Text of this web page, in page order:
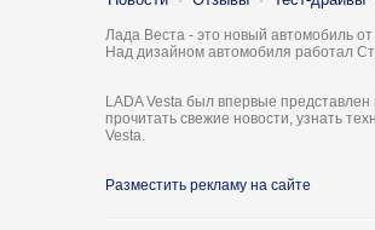
Лада Веста - это новый автомобиль
Над дизайном автомобиля работал
LADA Vesta был впервые
прочитать свежие новости, узнать
Vesta.
Разместить рекламу на сайте